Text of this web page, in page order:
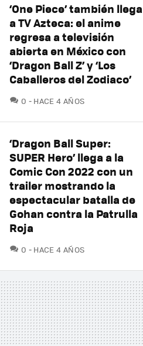
‘One Piece’ también llega
a TV Azteca: el anime
regresa a televisión
abierta en México con
‘Dragon Ball Z’ y ‘Los
Caballeros del Zodiaco’
0 COMENTARIOS
HACE 4 AÑOS
‘Dragon Ball Super:
SUPER Hero’ llega a la
Comic Con 2022 con un
trailer mostrando la
espectacular batalla de
Gohan contra la Patrulla
Roja
0 COMENTARIOS
HACE 4 AÑOS